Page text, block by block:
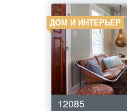
ДОМ И ИНТЕРЬЕР
12085